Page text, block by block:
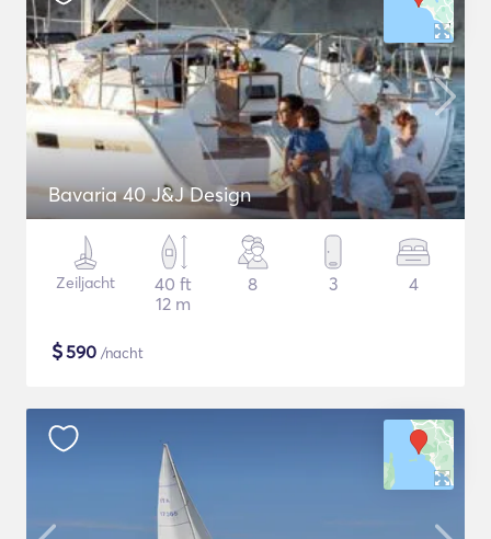
Bavaria 40 J&J Design
Zeiljacht
40 ft
12 m
8 3 4
$590 /nacht